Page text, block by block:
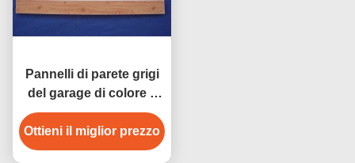
Pannelli di parete grigi
del garage di colore a
coprire le pareti ed il
quadro comandi
Ottieni il miglior prezzo